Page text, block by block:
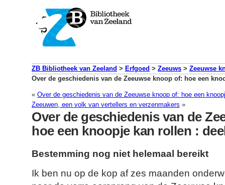
ZB Bibliotheek van Zeeland > Erfgoed > Zeeuws > Zeeuwse
Over de geschiedenis van de Zeeuwse knoop of: hoe een
« Over de geschiedenis van de Zeeuwse knoop of: hoe een
Zeeuwen, een volk van vertellers en verzenmakers »
Over de geschiedenis van de
hoe een knoopje kan rollen :
Bestemming nog niet helemaal bereikt
Ik ben nu op de kop af zes maanden